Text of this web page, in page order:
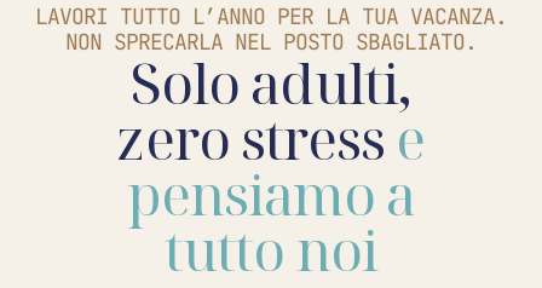
LAVORI TUTTO L’ANNO PER LA TUA VACANZA.
NON SPRECARLA NEL POSTO SBAGLIATO.
Solo adulti,
zero stress e
pensiamo a
tutto noi